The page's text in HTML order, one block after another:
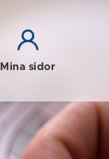
Mina sidor